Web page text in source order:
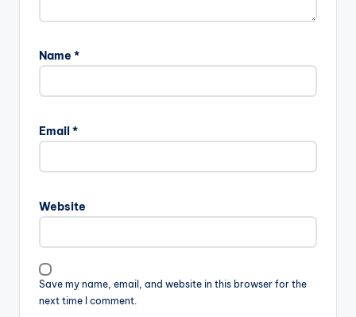
Name *
Email *
Website
Save my name, email, and website in this browser for the
next time I comment.